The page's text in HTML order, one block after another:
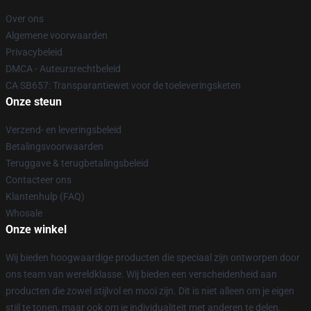
Over ons
Algemene voorwaarden
Privacybeleid
DMCA - Auteursrechtbeleid
CA SB657: Transparantiewet voor de toeleveringsketen
Onze steun
Verzend- en leveringsbeleid
Betalingsvoorwaarden
Teruggave & terugbetalingsbeleid
Contacteer ons
Klantenhulp (FAQ)
Whosale
Onze winkel
Wij bieden hoogwaardige producten die speciaal zijn ontworpen door
ons team van wereldklasse. Wij bieden een verscheidenheid aan
producten die zowel stijlvol en mooi zijn. Dit is niet alleen om je eigen
stijl te tonen, maar ook om je individualiteit met anderen te delen.